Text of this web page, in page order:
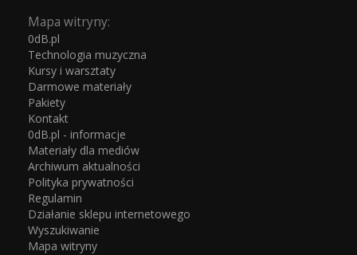
Mapa witryny:
0dB.pl
Technologia muzyczna
Kursy i warsztaty
Darmowe materiały
Pakiety
Kontakt
0dB.pl - informacje
Materiały dla mediów
Archiwum aktualności
Polityka prywatności
Regulamin
Działanie sklepu internetowego
Wyszukiwanie
Mapa witryny